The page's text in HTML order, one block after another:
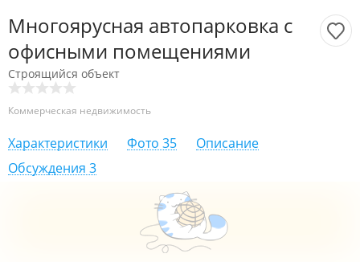
Многоярусная автопарковка с
офисными помещениями
Строящийся объект
Коммерческая недвижимость
Характеристики Фото 35
Описание
Обсуждения 3